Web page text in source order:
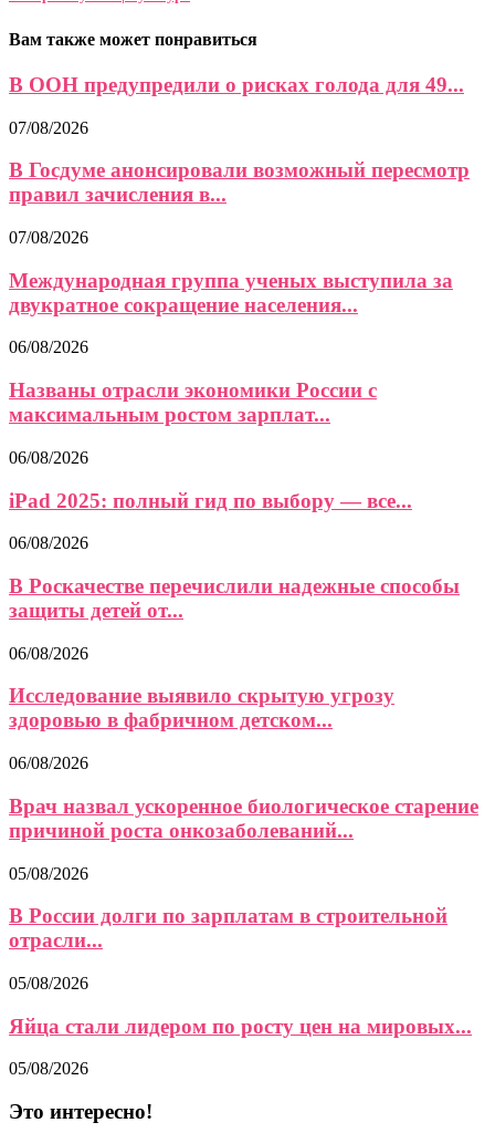
Вам также может понравиться
В ООН предупредили о рисках голода для 49...
07/08/2026
В Госдуме анонсировали возможный пересмотр
правил зачисления в...
07/08/2026
Международная группа ученых выступила за
двукратное сокращение населения...
06/08/2026
Названы отрасли экономики России с
максимальным ростом зарплат...
06/08/2026
iPad 2025: полный гид по выбору — все...
06/08/2026
В Роскачестве перечислили надежные способы
защиты детей от...
06/08/2026
Исследование выявило скрытую угрозу
здоровью в фабричном детском...
06/08/2026
Врач назвал ускоренное биологическое старение
причиной роста онкозаболеваний...
05/08/2026
В России долги по зарплатам в строительной
отрасли...
05/08/2026
Яйца стали лидером по росту цен на мировых...
05/08/2026
Это интересно!